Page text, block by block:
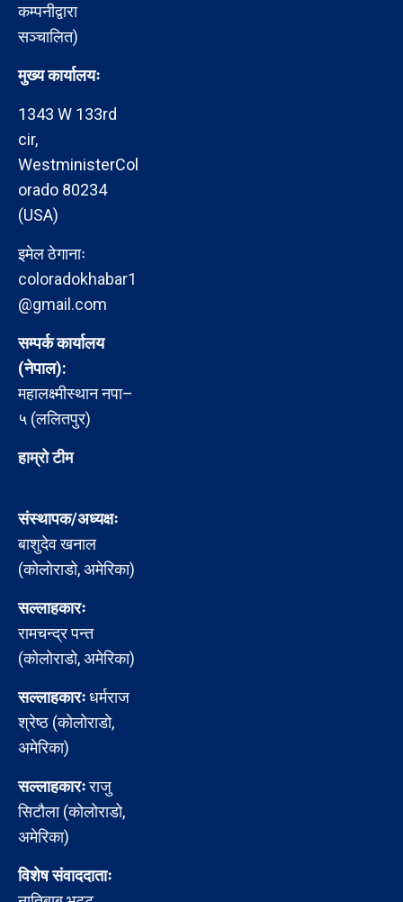
कम्पनीद्वारा
सञ्चालित)
मुख्य कार्यालयः
1343 W 133rd
cir,
WestministerCol
orado 80234
(USA)
इमेल ठेगानाः
coloradokhabar1
@gmail.com
सम्पर्क कार्यालय
(नेपाल):
महालक्ष्मीस्थान नपा–
५ (ललितपुर)
हाम्रो टीम
संस्थापक/अध्यक्षः
बाशुदेव खनाल
(कोलोराडो, अमेरिका)
सल्लाहकारः
रामचन्द्र पन्त
(कोलोराडो, अमेरिका)
सल्लाहकारःधर्मराज
श्रेष्ठ (कोलोराडो,
अमेरिका)
सल्लाहकारःराजु
सिटौला (कोलोराडो,
अमेरिका)
विशेष संवाददाताः